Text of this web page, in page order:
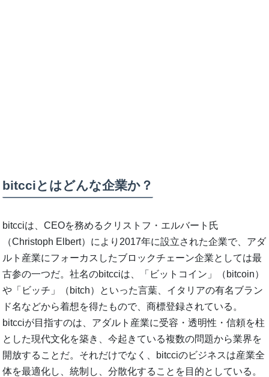
bitcciとはどんな企業か？
bitcciは、CEOを務めるクリストフ・エルバート氏
（Christoph Elbert）により2017年に設立された企業で、アダ
ルト産業にフォーカスしたブロックチェーン企業としては最
古参の一つだ。社名のbitcciは、「ビットコイン」（bitcoin）
や「ビッチ」（bitch）といった言葉、イタリアの有名ブラン
ド名などから着想を得たもので、商標登録されている。
bitcciが目指すのは、アダルト産業に受容・透明性・信頼を柱
とした現代文化を築き、今起きている複数の問題から業界を
開放することだ。それだけでなく、bitcciのビジネスは産業全
体を最適化し、統制し、分散化することを目的としている。